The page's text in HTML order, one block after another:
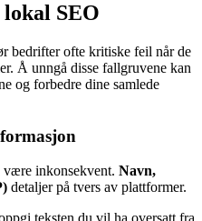
SEO
bedrifter ofte kritiske feil når de
Å unngå disse fallgruvene kan
og forbedre dine samlede
være inkonsekvent. Navn,
detaljer på tvers av plattformer.